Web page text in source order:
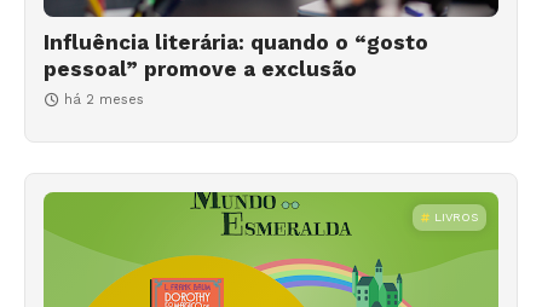
Influência literária: quando o “gosto
pessoal” promove a exclusão
há 2 meses
LIVROS